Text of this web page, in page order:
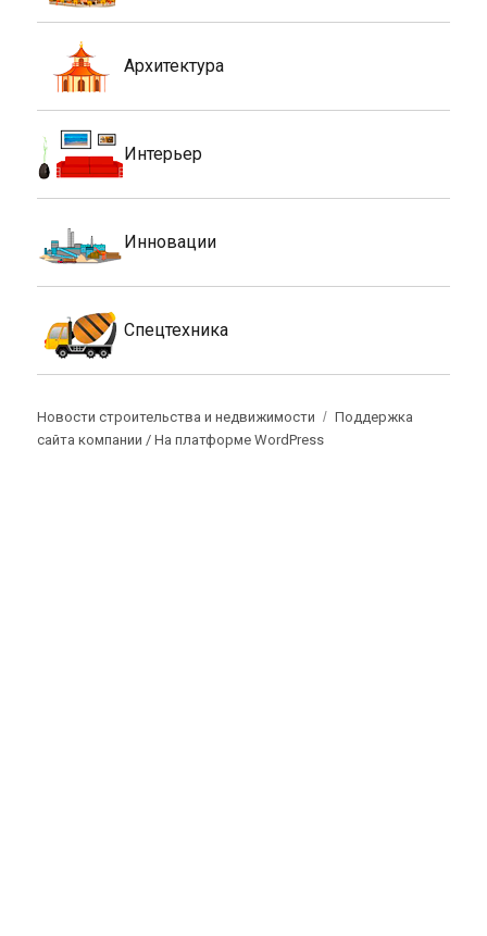
Архитектура
Интерьер
Инновации
Спецтехника
Новости строительства и недвижимости
Поддержка
сайта компании /На платформе WordPress